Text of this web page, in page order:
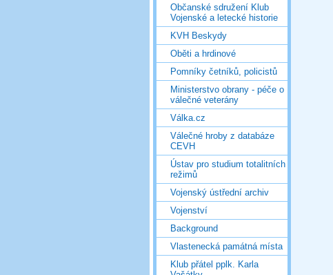
Občanské sdružení Klub
Vojenské a letecké historie
KVH Beskydy
Oběti a hrdinové
Pomníky četníků, policistů
Ministerstvo obrany - péče o
válečné veterány
Válka.cz
Válečné hroby z databáze
CEVH
Ústav pro studium totalitních
režimů
Vojenský ústřední archiv
Vojenství
Background
Vlastenecká památná místa
Klub přátel pplk. Karla